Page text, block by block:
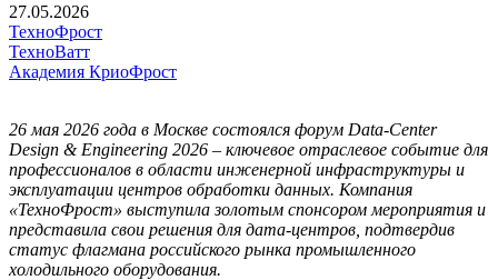
27.05.2026
ТехноФрост
ТехноВатт
Академия КриоФрост
26 мая 2026 года в Москве состоялся форум Data-Center
Design & Engineering 2026 – ключевое отраслевое событие для
профессионалов в области инженерной инфраструктуры и
эксплуатации центров обработки данных. Компания
«ТехноФрост» выступила золотым спонсором мероприятия и
представила свои решения для дата-центров, подтвердив
статус флагмана российского рынка промышленного
холодильного оборудования.